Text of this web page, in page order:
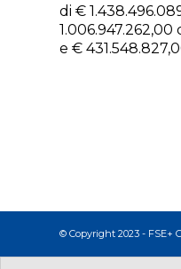
di €
e €
© Copyright 2023 - FSE+